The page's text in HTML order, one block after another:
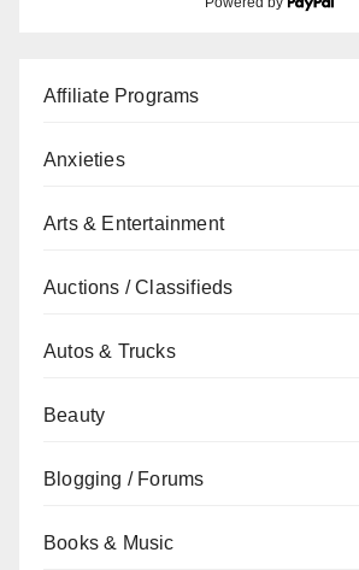
Affiliate Programs
Anxieties
Arts & Entertainment
Auctions / Classifieds
Autos & Trucks
Beauty
Blogging / Forums
Books & Music